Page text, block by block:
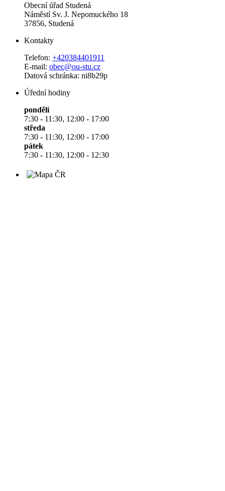
Obecní úřad Studená
Náměstí Sv. J. Nepomuckého 18
37856, Studená
Kontakty
Telefon: +420384401911
E-mail: obec@ou-stu.cz
Datová schránka: ni8b29p
Úřední hodiny
pondělí
7:30 - 11:30, 12:00 - 17:00
středa
7:30 - 11:30, 12:00 - 17:00
pátek
7:30 - 11:30, 12:00 - 12:30